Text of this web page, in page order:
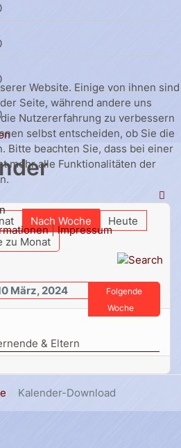
Nach Woche
Heute
zu Monat
März, 2024
Folgende
Woche
& Eltern
Kalender-Download
Website. Einige von ihnen sind
Seite, während andere uns
Nutzererfahrung zu verbessern
selbst entscheiden, ob Sie die
Bitte beachten Sie, dass bei einer
mehr alle Funktionalitäten der
|Impressum